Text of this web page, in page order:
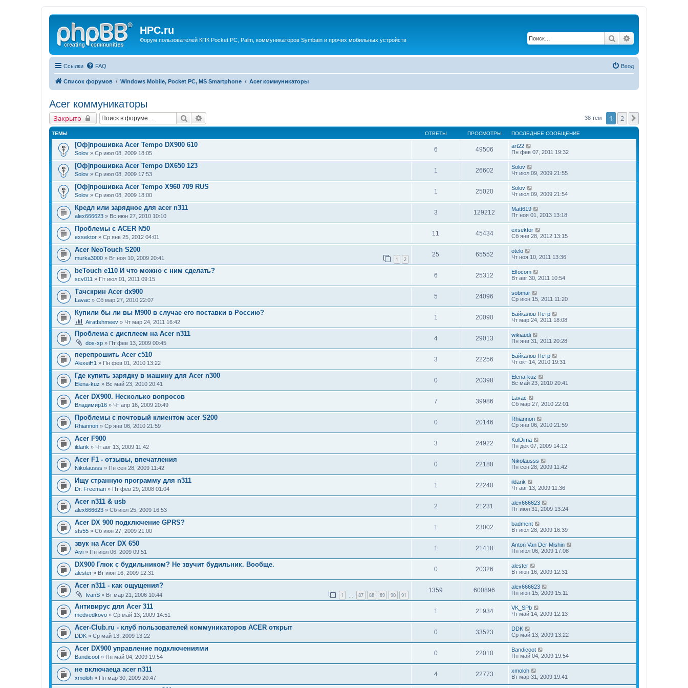
HPC.ru
Форум пользователей КПК Pocket PC, Palm, коммуникаторов Symbain и прочих мобильных устройств Поиск
Ссылки FAQ Вход
Список форумов Windows Mobile, Pocket PC, MS Smartphone Acer коммуникаторы
Acer коммуникаторы
Закрыто Поиск 38 тем 1 2
ТЕМЫ ОТВЕТЫ ПРОСМОТРЫ ПОСЛЕДНЕЕ СООБЩЕНИЕ
[Оф]прошивка Acer Tempo DX900 610
Solov » Ср июл 08, 2009 18:05
6 49506
art22
Пн фев 07, 2011 19:32
[Оф]прошивка Acer Tempo DX650 123
Solov » Ср июл 08, 2009 17:53
1 26602
Solov
Чт июл 09, 2009 21:55
[Оф]прошивка Acer Tempo X960 709 RUS
Solov » Ср июл 08, 2009 18:00
1 25020
Solov
Чт июл 09, 2009 21:54
Кредл или зарядное для acer n311
alex666623 » Вс июн 27, 2010 10:10
3 129212
Matt619
Пт ноя 01, 2013 13:18
Проблемы с ACER N50
exsektor » Ср янв 25, 2012 04:01
11 45434
exsektor
Сб янв 28, 2012 13:15
Acer NeoTouch S200
murka3000 » Вт ноя 10, 2009 20:41 1 2
25 65552
otelo
Чт ноя 10, 2011 13:36
beTouch e110 И что можно с ним сделать?
scv011 » Пт июл 01, 2011 09:15
6 25312
Elfocom
Вт авг 30, 2011 10:54
Тачскрин Acer dx900
Lavac » Сб мар 27, 2010 22:07
5 24096
sobmar
Ср июн 15, 2011 11:20
Купили бы ли вы М900 в случае его поставки в Россию?
AiratIshmeev » Чт мар 24, 2011 16:42
1 20090
Байкалов Пётр
Чт мар 24, 2011 18:08
Проблема с дисплеем на Acer n311
dos-xp » Пт фев 13, 2009 00:45
4 29013
wikiaudi
Пн янв 31, 2011 20:28
перепрошить Acer c510
AlexeiH1 » Пн фев 01, 2010 13:22
3 22256
Байкалов Пётр
Чт окт 14, 2010 19:31
Где купить зарядку в машину для Acer n300
Elena-kuz » Вс май 23, 2010 20:41
0 20398
Elena-kuz
Вс май 23, 2010 20:41
Acer DX900. Несколько вопросов
Владимир16 » Чт апр 16, 2009 20:49
7 39986
Lavac
Сб мар 27, 2010 22:01
Проблемы с почтовый клиентом acer S200
Rhiannon » Ср янв 06, 2010 21:59
0 20146
Rhiannon
Ср янв 06, 2010 21:59
Acer F900
ildarik » Чт авг 13, 2009 11:42
3 24922
KulDima
Пн дек 07, 2009 14:12
Acer F1 - отзывы, впечатления
Nikolausss » Пн сен 28, 2009 11:42
0 22188
Nikolausss
Пн сен 28, 2009 11:42
Ищу странную программу для n311
Dr. Freeman » Пт фев 29, 2008 01:04
1 22240
ildarik
Чт авг 13, 2009 11:36
Acer n311 & usb
alex666623 » Сб июл 25, 2009 16:53
2 21231
alex666623
Пт июл 31, 2009 13:24
Acer DX 900 подключение GPRS?
sts55 » Сб июн 27, 2009 21:00
1 23002
badment
Вт июл 28, 2009 16:39
звук на Acer DX 650
Aivi » Пн июл 06, 2009 09:51
1 21418
Anton Van Der Mishin
Пн июл 06, 2009 17:08
DX900 Глюк с будильником? Не звучит будильник. Вообще.
alester » Вт июн 16, 2009 12:31
0 20326
alester
Вт июн 16, 2009 12:31
Acer n311 - как ощущения?
IvanS » Вт мар 21, 2006 10:44 1 87 88 89 90 91
1359 600896
alex666623
Пн июн 15, 2009 15:11
Антивирус для Acer 311
medvedkovo » Ср май 13, 2009 14:51
1 21934
VK_SPb
Чт май 14, 2009 12:13
Acer-Club.ru - клуб пользователей коммуникаторов ACER открыт
DDK » Ср май 13, 2009 13:22
0 33523
DDK
Ср май 13, 2009 13:22
Acer DX900 управление подключениями
Bandicoot » Пн май 04, 2009 19:54
0 22010
Bandicoot
Пн май 04, 2009 19:54
не включаеца acer n311
xmoloh » Пн мар 30, 2009 20:47
4 22773
xmoloh
Вт мар 31, 2009 19:41